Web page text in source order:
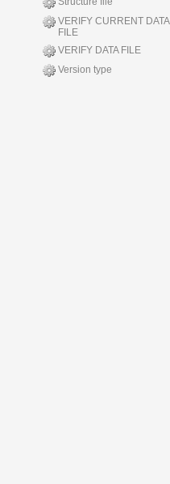
VERIFY CURRENT DATA
FILE
VERIFY DATA FILE
Version type